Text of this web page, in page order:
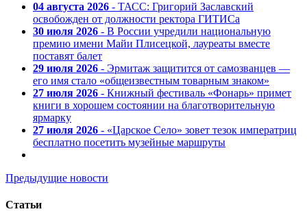
04 августа 2026 - ТАСС: Григорий Заславский
освобожден от должности ректора ГИТИСа
30 июля 2026 - В России учредили национальную
премию имени Майи Плисецкой, лауреаты вместе
поставят балет
29 июля 2026 - Эрмитаж защитится от самозванцев —
его имя стало «общеизвестным товарным знаком»
27 июля 2026 - Книжный фестиваль «Фонарь» примет
книги в хорошем состоянии на благотворительную
ярмарку
27 июля 2026 - «Царское Село» зовет тезок императриц
бесплатно посетить музейные маршруты
Предыдущие новости
Статьи